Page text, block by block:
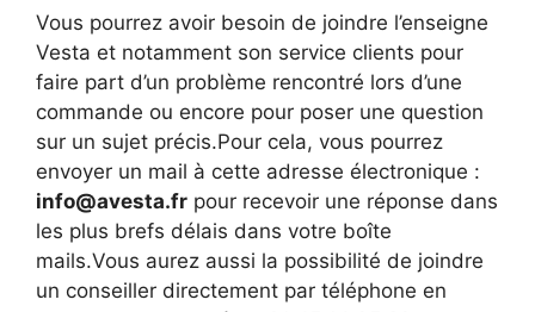
Vous pourrez avoir besoin de joindre l’enseigne
Vesta et notamment son service clients pour
faire part d’un problème rencontré lors d’une
commande ou encore pour poser une question
sur un sujet précis.Pour cela, vous pourrez
envoyer un mail à cette adresse électronique :
info@avesta.fr pour recevoir une réponse dans
les plus brefs délais dans votre boîte
mails.Vous aurez aussi la possibilité de joindre
un conseiller directement par téléphone en